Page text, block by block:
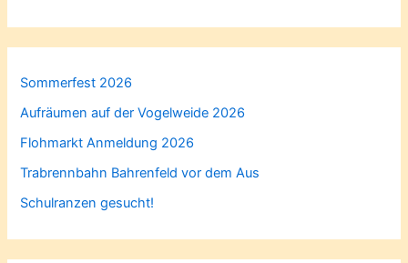
Sommerfest 2026
Aufräumen auf der Vogelweide 2026
Flohmarkt Anmeldung 2026
Trabrennbahn Bahrenfeld vor dem Aus
Schulranzen gesucht!